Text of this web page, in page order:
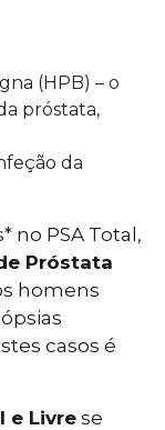
(HPB) – o
próstata,
da
no PSA Total,
Próstata
homens
casos é
e Livre se